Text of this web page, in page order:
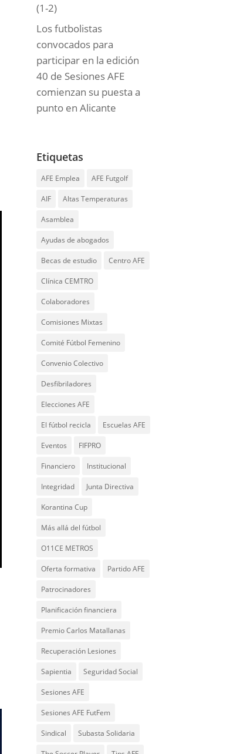
(1-2)
Los futbolistas
convocados para
participar en la edición
40 de Sesiones AFE
comienzan su puesta a
punto en Alicante
Etiquetas
AFE Emplea AFE Futgolf
AIF Altas Temperaturas
Asamblea
Ayudas de abogados
Becas de estudio Centro AFE
Clínica CEMTRO
Colaboradores
Comisiones Mixtas
Comité Fútbol Femenino
Convenio Colectivo
Desfibriladores
Elecciones AFE
El fútbol recicla Escuelas AFE
Eventos FIFPRO
Financiero Institucional
Integridad Junta Directiva
Korantina Cup
Más allá del fútbol
O11CE METROS
Oferta formativa Partido AFE
Patrocinadores
Planificación financiera
Premio Carlos Matallanas
Recuperación Lesiones
Sapientia Seguridad Social
Sesiones AFE
Sesiones AFE FutFem
Sindical Subasta Solidaria